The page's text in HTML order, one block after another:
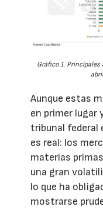
Gráfico 1.
Aunque estas
en primer lugar
tribunal federal
es real: los
materias
una gran
lo que ha
mostrarse